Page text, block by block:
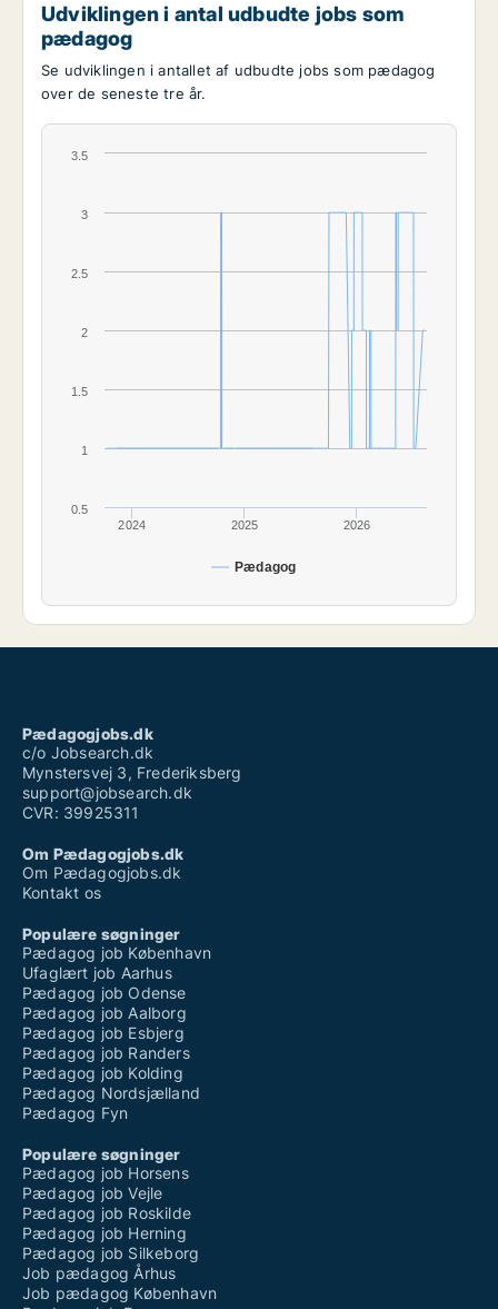
Udviklingen i antal udbudte jobs som
pædagog
Se udviklingen i antallet af udbudte jobs som pædagog
over de seneste tre år.
Pædagog
2024 2025 2026
0.5
1
1.5
2
2.5
3
3.5
Pædagogjobs.dk
c/o Jobsearch.dk
Mynstersvej 3, Frederiksberg
support@jobsearch.dk
CVR: 39925311
Om Pædagogjobs.dk
Om Pædagogjobs.dk
Kontakt os
Populære søgninger
Pædagog job København
Ufaglært job Aarhus
Pædagog job Odense
Pædagog job Aalborg
Pædagog job Esbjerg
Pædagog job Randers
Pædagog job Kolding
Pædagog Nordsjælland
Pædagog Fyn
Populære søgninger
Pædagog job Horsens
Pædagog job Vejle
Pædagog job Roskilde
Pædagog job Herning
Pædagog job Silkeborg
Job pædagog Århus
Job pædagog København